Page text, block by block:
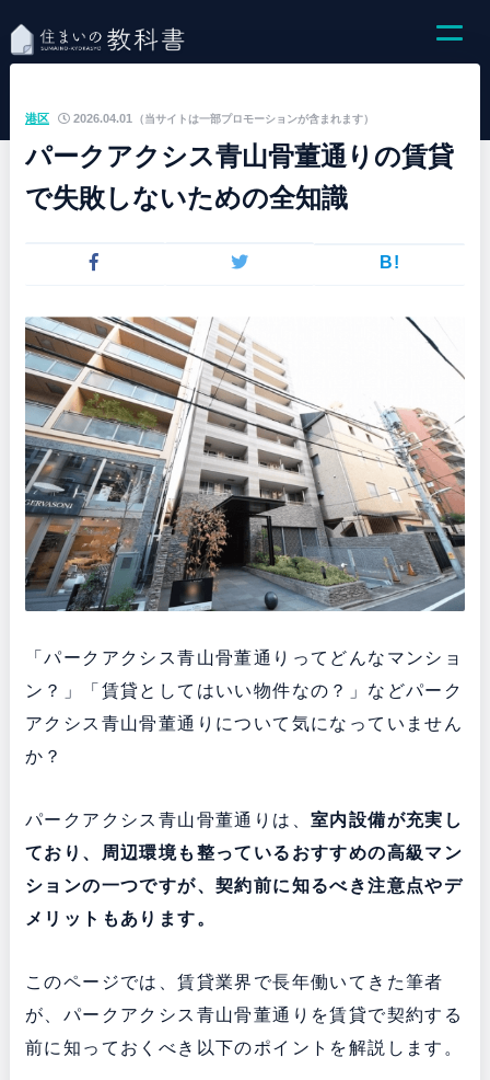
（当サイトは一部プロモーションが含まれます）
港区 2026.04.01
パークアクシス青山骨董通りの賃貸
で失敗しないための全知識
B!
「パークアクシス青山骨董通りってどんなマンショ
ン？」「賃貸としてはいい物件なの？」などパーク
アクシス青山骨董通りについて気になっていません
か？
パークアクシス青山骨董通りは、 室内設備が充実し
ており、周辺環境も整っている おすすめの高級マン
ションの一つですが、契約前に知るべき注意点やデ
メリットもあります。
このページでは、賃貸業界で長年働いてきた筆者
が、パークアクシス青山骨董通りを賃貸で契約する
前に知っておくべき以下のポイントを解説します。